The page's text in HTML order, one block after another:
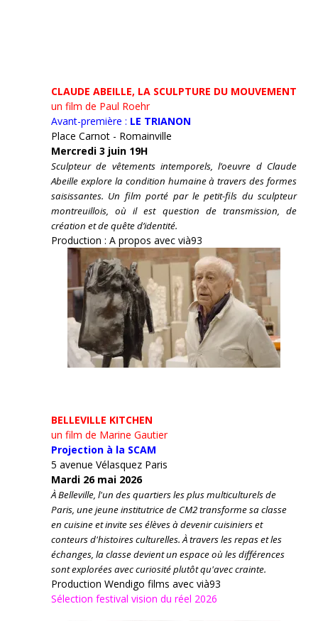
CLAUDE ABEILLE, LA SCULPTURE DU MOUVEMENT
un film de Paul Roehr
Avant-première : LE TRIANON
Place Carnot - Romainville
Mercredi 3 juin 19H
Sculpteur de vêtements intemporels, l’oeuvre d Claude
Abeille explore la condition humaine à travers des formes
saisissantes. Un film porté par le petit-fils du sculpteur
montreuillois, où il est question de transmission, de
création et de quête d’identité.
Production : A propos avec vià93
BELLEVILLE KITCHEN
un film de Marine Gautier
Projection à la SCAM
5 avenue Vélasquez Paris
Mardi 26 mai 2026
À Belleville, l'un des quartiers les plus multiculturels de
Paris, une jeune institutrice de CM2 transforme sa classe
en cuisine et invite ses élèves à devenir cuisiniers et
conteurs d'histoires culturelles.À travers les repas et les
échanges, la classe devient un espace où les différences
sont explorées avec curiosité plutôt qu'avec crainte.
Production Wendigo films avec vià93
Sélection festival vision du réel 2026